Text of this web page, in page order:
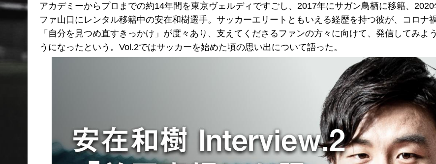
アカデミーからプロまでの約14年間を東京ヴェルディですごし、2017年にサガン鳥栖に移籍、2020
ファ山口にレンタル移籍中の安在和樹選手。サッカーエリートともいえる経歴を持つ彼が、コロナ禍
「自分を見つめ直すきっかけ」が度々あり、支えてくださるファンの方々に向けて、発信してみよ
うになったという。Vol.2ではサッカーを始めた頃の思い出について語った。